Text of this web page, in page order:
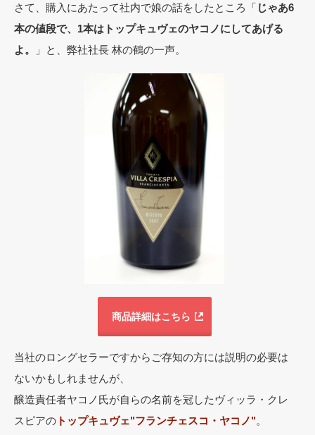
さて、購入にあたって社内で娘の話をしたところ「 じゃあ6
本の値段で、1本はトップキュヴェのヤコノにしてあげる
よ。
」と、弊社社長 林の鶴の一声。
商品詳細はこちら
当社のロングセラーですからご存知の方には説明の必要は
ないかもしれませんが、
醸造責任者ヤコノ氏が自らの名前を冠したヴィッラ・クレ
スピアの トップキュヴェ"フランチェスコ・ヤコノ"。